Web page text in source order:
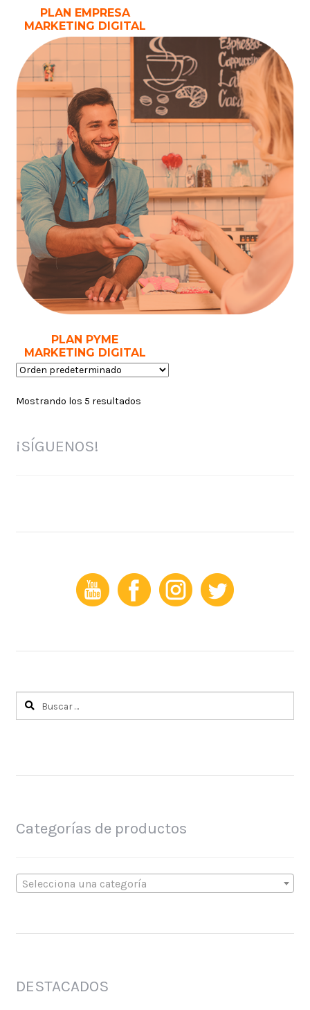
PLAN EMPRESA
MARKETING DIGITAL
PLAN PYME
MARKETING DIGITAL
Mostrando los 5 resultados
¡SÍGUENOS!
Buscar:
Categorías de productos
Selecciona una categoría
DESTACADOS